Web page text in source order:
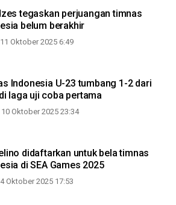
tegaskan perjuangan timnas
belum berakhir
Oktober 2025 6:49
Indonesia U-23 tumbang 1-2 dari
laga uji coba pertama
Oktober 2025 23:34
didaftarkan untuk bela timnas
di SEA Games 2025
Oktober 2025 17:53